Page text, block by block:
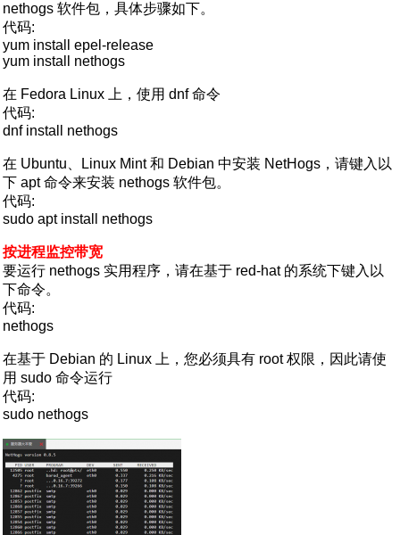
nethogs 软件包，具体步骤如下。
代码:
yum install epel-release
yum install nethogs
在 Fedora Linux 上，使用 dnf 命令
代码:
dnf install nethogs
在 Ubuntu、Linux Mint 和 Debian 中安装 NetHogs，请键入以
下 apt 命令来安装 nethogs 软件包。
代码:
sudo apt install nethogs
按进程监控带宽
要运行 nethogs 实用程序，请在基于 red-hat 的系统下键入以
下命令。
代码:
nethogs
在基于 Debian 的 Linux 上，您必须具有 root 权限，因此请使
用 sudo 命令运行
代码:
sudo nethogs